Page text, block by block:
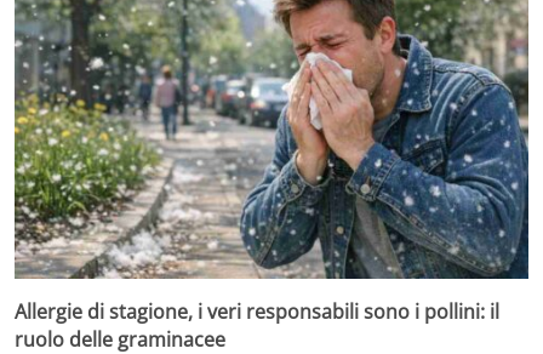
Allergie di stagione, i veri responsabili sono i pollini: il
ruolo delle graminacee